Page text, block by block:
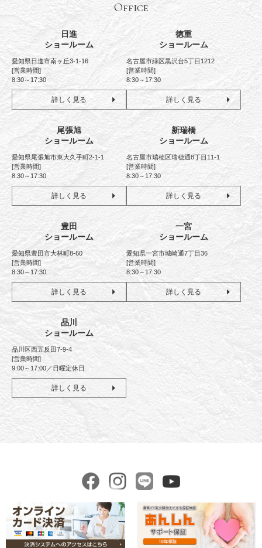
Office
日進
ショールーム
愛知県日進市南ヶ丘3-1-16
[営業時間]
8:30～17:30
詳しく見る
徳重
ショールーム
名古屋市緑区黒沢台5丁目1212
[営業時間]
8:30～17:30
詳しく見る
尾張旭
ショールーム
愛知県尾張旭市東大久手町2-1-1
[営業時間]
8:30～17:30
詳しく見る
新瑞橋
ショールーム
名古屋市瑞穂区瑞穂通8丁目11-1
[営業時間]
8:30～17:30
詳しく見る
豊田
ショールーム
愛知県豊田市大林町8-60
[営業時間]
8:30～17:30
詳しく見る
一宮
ショールーム
愛知県一宮市城崎通7丁目36
[営業時間]
8:30～17:30
詳しく見る
品川
ショールーム
品川区西五反田7-9-4
[営業時間]
9:00～17:00／日曜定休日
詳しく見る